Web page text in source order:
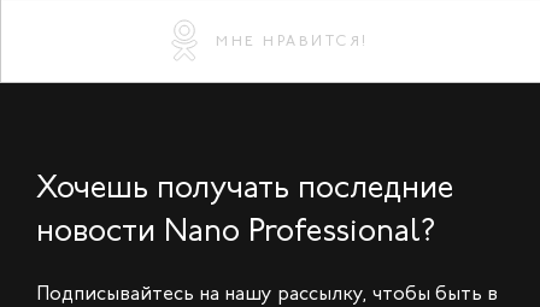
МНЕ НРАВИТСЯ!
Хочешь получать последние
новости Nano Professional?
Подписывайтесь на нашу рассылку, чтобы быть в